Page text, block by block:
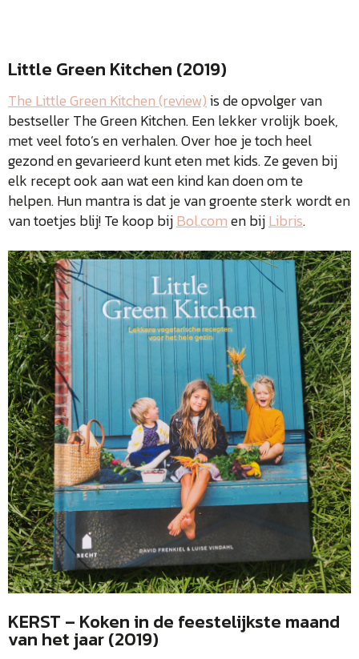
Little Green Kitchen (2019)
The Little Green Kitchen (review)is de opvolger van
bestseller The Green Kitchen. Een lekker vrolijk boek,
met veel foto’s en verhalen. Over hoe je toch heel
gezond en gevarieerd kunt eten met kids. Ze geven bij
elk recept ook aan wat een kind kan doen om te
helpen. Hun mantra is dat je van groente sterk wordt en
van toetjes blij! Te koop bijBol.comen bijLibris.
KERST – Koken in de feestelijkste maand
van het jaar (2019)